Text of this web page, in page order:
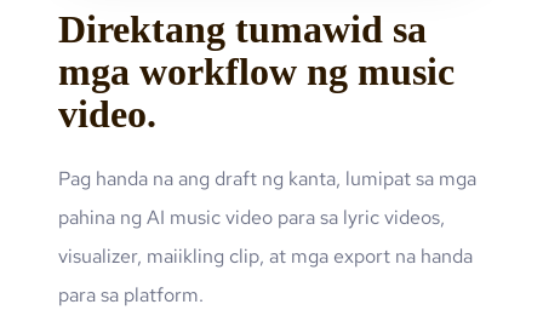
Direktang tumawid sa
mga workflow ng music
video.
Pag handa na ang draft ng kanta, lumipat sa mga
pahina ng AI music video para sa lyric videos,
visualizer, maiikling clip, at mga export na handa
para sa platform.